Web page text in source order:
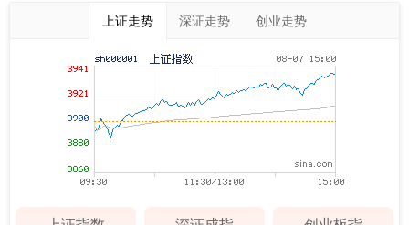
上证走势 深证走势 创业走势